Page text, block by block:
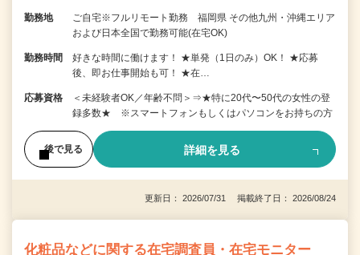
勤務地
ご自宅※フルリモート勤務 福岡県 その他九州・沖縄エリア
および日本全国で勤務可能(在宅OK)
勤務時間
好きな時間に働けます！ ★単発（1日のみ）OK！ ★応募
後、即お仕事開始も可！ ★在…
応募資格
＜未経験者OK／年齢不問＞⇒★特に20代〜50代の女性の登
録多数★ ※スマートフォンもしくはパソコンをお持ちの方
後で見る 詳細を見る
更新日： 2026/07/31 掲載終了日： 2026/08/24
化粧品などに関する在宅調査員・在宅モニター